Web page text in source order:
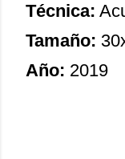
Técnica:
Tamaño:
Año: 2019